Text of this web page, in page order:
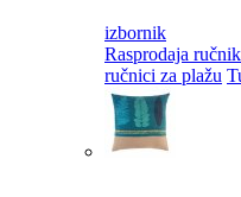
izbornik
Rasprodaja
ručnici za plažu